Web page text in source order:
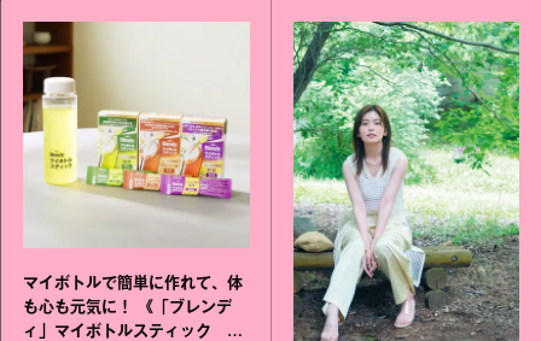
マイボトルで簡単に作れて、体
も心も元気に！ 《「ブレンデ
ィ」マイボトルスティック い